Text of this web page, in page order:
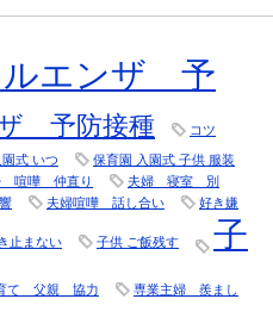
ルエンザ 予
予防接種 コツ
式 いつ
保育園 入園式 子供 服装
喧嘩 仲直り
夫婦 寝室 別
夫婦喧嘩 話し合い 好き嫌
止まない 子供 ご飯残す
子
て 父親 協力 専業主婦 羨まし